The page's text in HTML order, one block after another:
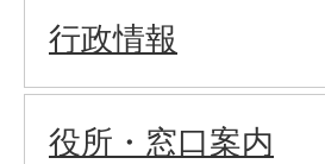
行政情報
役所・窓口案内